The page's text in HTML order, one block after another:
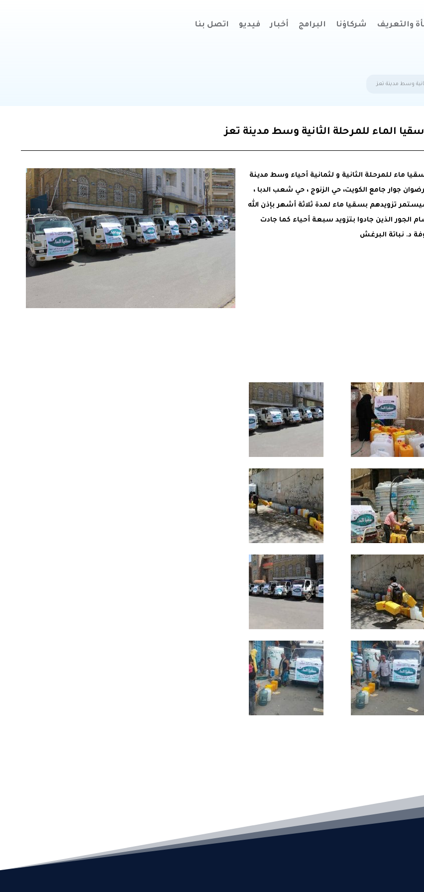
والتعريف شركاؤنا البرامج أخبار فيديو اتصل بنا
وسط مدينة تعز
الماء للمرحلة الثانية وسط مدينة تعز
ماء للمرحلة الثانية و لثمانية أحياء وسط مدينة
جوار جامع الكويت، حي الزنوج ، حي شعب الدبا ،
تزويدهم بسقيا ماء لمدة ثلاثة أشهر بإذن الله
الذين جادوا بتزويد سبعة أحياء كما جادت
د. نباتة البرغش